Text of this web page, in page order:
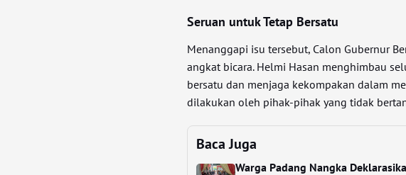
Seruan untuk Tetap Bersatu
Menanggapi isu tersebut, Calon Gubernur
angkat bicara. Helmi Hasan menghimbau
bersatu dan menjaga kekompakan dalam
dilakukan oleh pihak-pihak yang tidak
Baca Juga
Warga Padang Nangka